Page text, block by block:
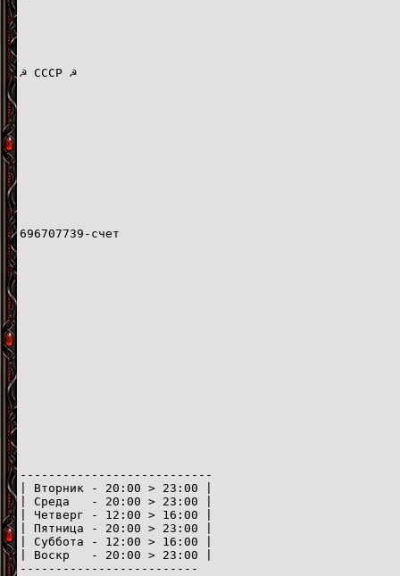
☭ СССР ☭
696707739-счет
---------------------------
| Вторник - 20:00 > 23:00 |
| Среда - 20:00 > 23:00 |
| Четверг - 12:00 > 16:00 |
| Пятница - 20:00 > 23:00 |
| Суббота - 12:00 > 16:00 |
| Воскр - 20:00 > 23:00 |
-------------------------